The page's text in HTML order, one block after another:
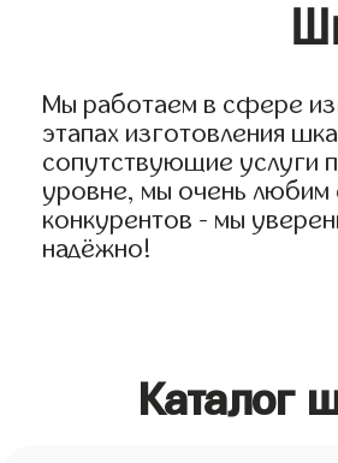
Мы работаем в сфере
этапах изготовления
сопутствующие услуги
уровне, мы очень любим
конкурентов - мы
надёжно!
Каталог